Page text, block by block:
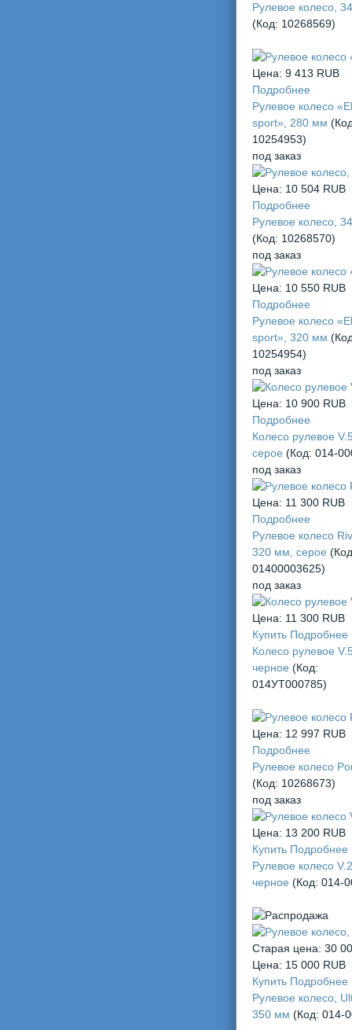
Рулевое колесо,
(Код: 10268569)
Цена: 9 413 RUB
Подробнее
Рулевое колесо
sport», 280 мм
10254953)
под заказ
Цена: 10 504 RUB
Подробнее
Рулевое колесо,
(Код: 10268570)
под заказ
Цена: 10 550 RUB
Подробнее
Рулевое колесо
sport», 320 мм
10254954)
под заказ
Цена: 10 900 RUB
Подробнее
Колесо рулевое
серое (Код: 014-
под заказ
Цена: 11 300 RUB
Подробнее
Рулевое колесо
320 мм, серое
01400003625)
под заказ
Цена: 11 300 RUB
Купить Подробнее
Колесо рулевое
черное (Код:
014УТ000785)
Цена: 12 997 RUB
Подробнее
Рулевое колесо
(Код: 10268673)
под заказ
Цена: 13 200 RUB
Купить Подробнее
Рулевое колесо
черное (Код: 014-
Старая цена: 30
Цена: 15 000 RUB
Купить Подробнее
Рулевое колесо,
350 мм (Код: 014-